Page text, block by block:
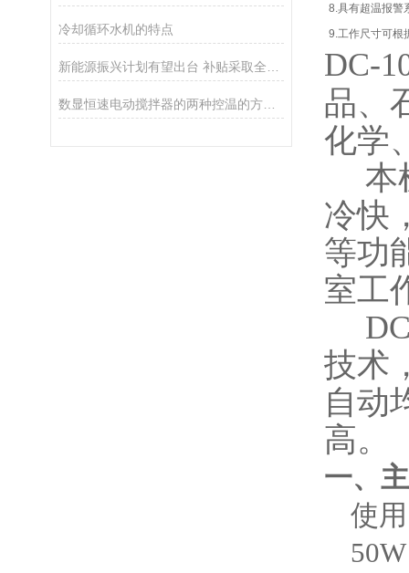
冷却循环水机的特点
数显恒速电动搅拌器的两种控温的方式你都会吗？
8.具有超温报警
9.工作尺寸可根
DC-
品、
化学
本
冷快
等功
室工
技术
自动
高。
一、
使
50